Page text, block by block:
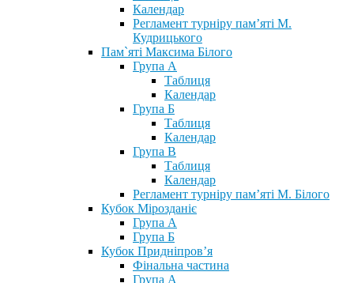
Календар
Регламент турніру пам’яті М.
Кудрицького
Пам`яті Максима Білого
Група А
Таблиця
Календар
Група Б
Таблиця
Календар
Група В
Таблиця
Календар
Регламент турніру пам’яті М. Білого
Кубок Мірозданіє
Група А
Група Б
Кубок Придніпров’я
Фінальна частина
Група А